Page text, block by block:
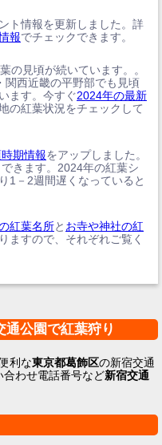
ト情報を更新しました。詳
報でチェックできます。
の見頃が続いています。。
関西近畿の平野部でも見頃
ます。今すぐ2024年の最新
の紅葉状況をチェックして
期情報をアップしました。
きます。2024年の紅葉シ
1－2週間遅くなっていると
紅葉名所と お寺や神社の紅
ますので、それぞれご覧く
公園で紅葉狩り
利な東京都葛飾区の新宿交通
わせ電話番号など新宿交通